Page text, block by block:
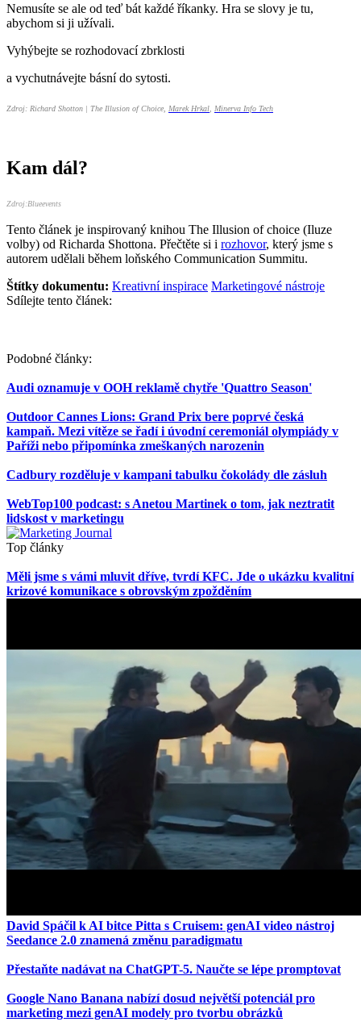
Nemusíte se ale od teď bát každé říkanky. Hra se slovy je tu,
abychom si ji užívali.
Vyhýbejte se rozhodovací zbrklosti
a vychutnávejte básní do sytosti.
Zdroj: Richard Shotton | The Illusion of Choice, Marek Hrkal Minerva Info Tech
Kam dál?
Zdroj:Blueevents
Tento článek je inspirovaný knihou The Illusion of choice (Iluze
volby) od Richarda Shottona. Přečtěte si i rozhovor, který jsme s
autorem udělali během loňského Communication Summitu.
Štítky dokumentu: Kreativní inspirace Marketingové nástroje
Sdílejte tento článek:
Podobné články:
Audi oznamuje v OOH reklamě chytře 'Quattro Season'
Outdoor Cannes Lions: Grand Prix bere poprvé česká
kampaň. Mezi vítěze se řadí i úvodní ceremoniál olympiády v
Paříži nebo připomínka zmeškaných narozenin
Cadbury rozděluje v kampani tabulku čokolády dle zásluh
WebTop100 podcast: s Anetou Martinek o tom, jak neztratit
lidskost v marketingu
Top články
Měli jsme s vámi mluvit dříve, tvrdí KFC. Jde o ukázku kvalitní
krizové komunikace s obrovským zpožděním
David Spáčil k AI bitce Pitta s Cruisem: genAI video nástroj
Seedance 2.0 znamená změnu paradigmatu
Přestaňte nadávat na ChatGPT-5. Naučte se lépe promptovat
Google Nano Banana nabízí dosud největší potenciál pro
marketing mezi genAI modely pro tvorbu obrázků